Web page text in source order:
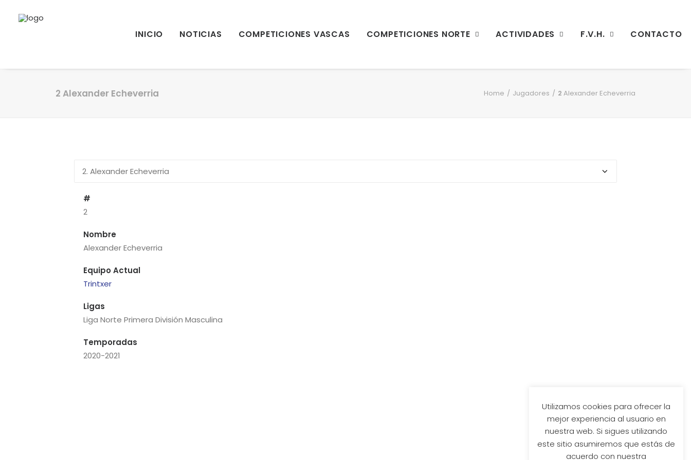
INICIO NOTICIAS COMPETICIONES VASCAS COMPETICIONES NORTE ACTIVIDADES F.V.H. CONTACTO
2 Alexander Echeverria Home Jugadores 2 Alexander Echeverria
#
2
Nombre
Alexander Echeverria
Equipo Actual
Trintxer
Ligas
Liga Norte Primera División Masculina
Temporadas
2020-2021
Utilizamos cookies para ofrecer la
mejor experiencia al usuario en
nuestra web. Si sigues utilizando
este sitio asumiremos que estás de
acuerdo con nuestra